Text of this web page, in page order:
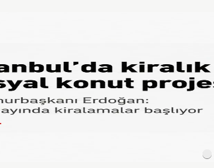
LGS Nakil Başvurusu Nasıl Yapılır? e-Okul Adım Adım Rehber (2026)